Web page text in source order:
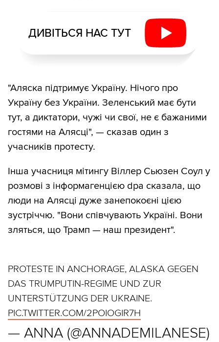
ДИВІТЬСЯ НАС ТУТ
"Аляска підтримує Україну. Нічого про
Україну без України. Зеленський має бути
тут, а диктатори, чужі чи свої, не є бажаними
гостями на Алясці", — сказав один з
учасників протесту.
Інша учасниця мітингу Віллер Сьюзен Соул у
розмові з інформагенцією dpa сказала, що
люди на Алясці дуже занепокоєні цією
зустріччю. "Вони співчувають Україні. Вони
зляться, що Трамп — наш президент".
PROTESTE IN ANCHORAGE, ALASKA GEGEN
DAS TRUMPUTIN-REGIME UND ZUR
UNTERSTÜTZUNG DER UKRAINE.
PIC.TWITTER.COM/2POIOGIR7H
— ANNA (@ANNADEMILANESE)